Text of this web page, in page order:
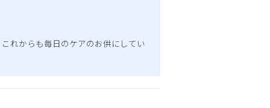
れからも毎日のケアのお供にしてい